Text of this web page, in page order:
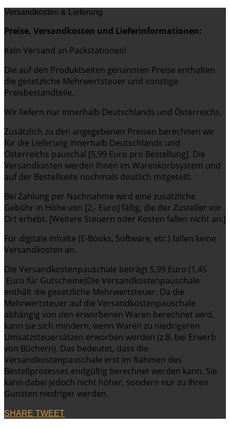
Versandkosten & Lieferung
Preise, Versandkosten und Lieferinformationen:
Kein Versand an Packstationen!
Die auf den Produktseiten genannten Preise enthalten
die gesetzliche Mehrwertsteuer und sonstige
Preisbestandteile.
Wir liefern nur innerhalb Deutschlands und Österreichs.
Zusätzlich zu den angegebenen Preisen berechnen wir
für die Lieferung innerhalb Deutschlands und
Österreichs pauschal [5,99 Euro pro Bestellung]. Die
Versandkosten werden Ihnen im Warenkorbsystem und
auf der Bestellseite nochmals deutlich mitgeteilt.
Bei Zahlung per Nachnahme wird eine zusätzliche
Gebühr in Höhe von [2,- Euro] fällig, die der Zusteller vor
Ort erhebt. [Weitere Steuern oder Kosten fallen nicht an.]
Für digitale Inhalte (E-Books, Software, etc.) fallen keine
Versandkosten an.
Die Versandkostenpauschale beträgt 5,99 Euro (1,45
Euro für Gutscheine)Die Versandkostenpauschale
enthält die gesetzliche Mehrwertsteuer. Da die
Mehrwertsteuer auf die Versandkostenpauschale
abhängig von den erworbenen Waren berechnet wird,
kann sie sich mindern, wenn Waren zu niedrigeren
Umsatzsteuersätzen erworben werden (z.B. bei Erwerb
von Büchern). Das bedeutet, dass die
Versandkostenpauschale erst im Rahmen des
Bestellprozesses endgültig berechnet werden kann. Sie
kann dabei jedoch nicht höher, sondern nur zu Ihren
Gunsten niedriger werden.
SHARE TWEET